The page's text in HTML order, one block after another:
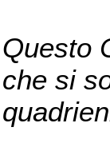
Questo
che si